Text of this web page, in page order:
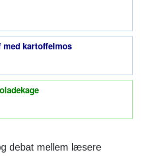
med kartoffelmos
debat mellem læsere